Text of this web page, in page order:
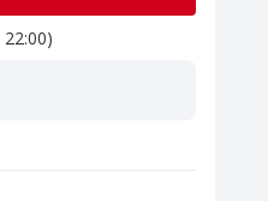
22:00)